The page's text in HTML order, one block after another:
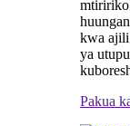
mtiririko
kwa ajili
ya
Pakua